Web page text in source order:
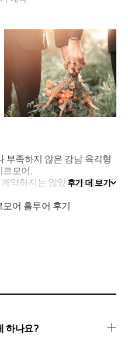
부족하지 않은 강남 육각형
르모어,
약하지는 않았지만 홀투어
어 홀투어 후기
도 건물과 연결되기 때문에
용가능!
후기 더 보기
하나요?